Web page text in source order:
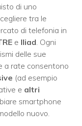
di uno
tra le
di telefonia in
e Iliad . Ogni
delle sue
a rate consentono
(ad esempio
e altri
smartphone
nuovo.